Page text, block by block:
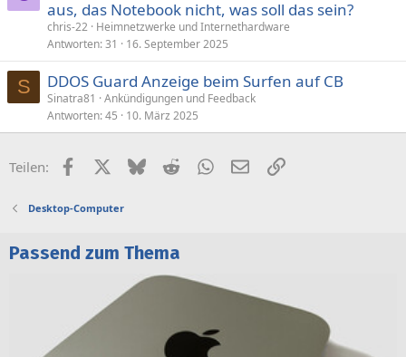
aus, das Notebook nicht, was soll das sein?
chris-22 Heimnetzwerke und Internethardware
Antworten 31 16. September 2025
S DDOS Guard Anzeige beim Surfen auf CB
Sinatra81
Ankündigungen und Feedback
Antworten 45 10. März 2025
Teilen: FacebookX (Twitter)
BlueskyRedditWhatsApp
E-MailLink
Desktop-Computer
Passend zum Thema